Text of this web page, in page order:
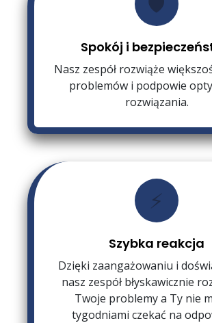
Spokój i
Nasz zespół rozwiąże
problemów i podpowie
rozwiązania.
⚡
Szybka reakcja
Dzięki zaangażowaniu i
nasz zespół błyskawicznie
Twoje problemy a Ty nie
tygodniami czekać na